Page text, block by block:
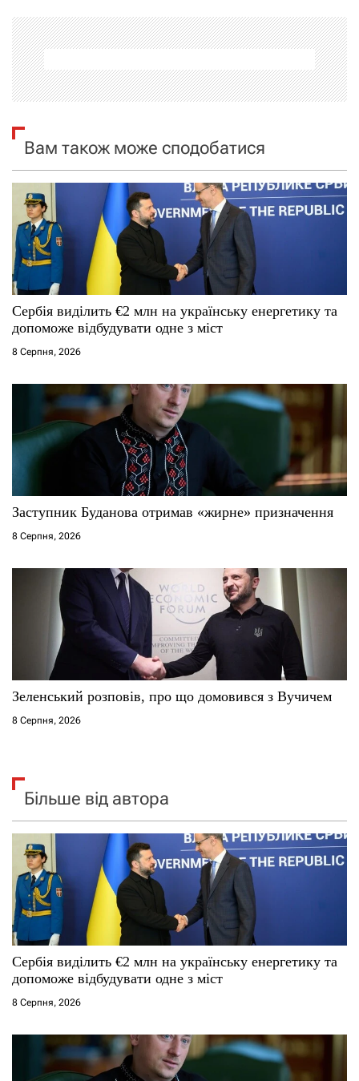
а
ц
і
я
з
п
и
с
і
в
Вам також може сподобатися
Сербія виділить €2 млн на українську енергетику та
допоможе відбудувати одне з міст
8 Серпня, 2026
Заступник Буданова отримав «жирне» призначення
8 Серпня, 2026
Зеленський розповів, про що домовився з Вучичем
8 Серпня, 2026
Більше від автора
Сербія виділить €2 млн на українську енергетику та
допоможе відбудувати одне з міст
8 Серпня, 2026